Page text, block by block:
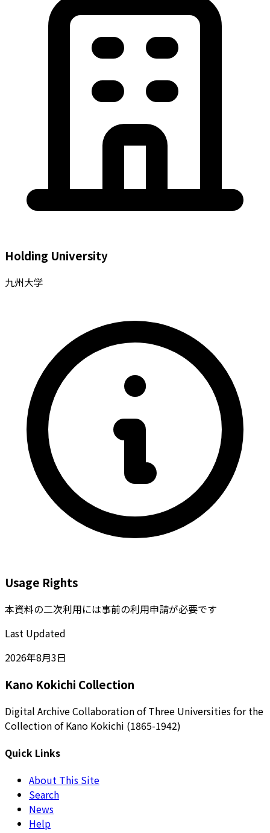
Holding University
九州大学
Usage Rights
本資料の二次利用には事前の利用申請が必要です
Last Updated
2026年8月3日
Kano Kokichi Collection
Digital Archive Collaboration of Three Universities for the
Collection of Kano Kokichi (1865-1942)
Quick Links
About This Site
Search
News
Help